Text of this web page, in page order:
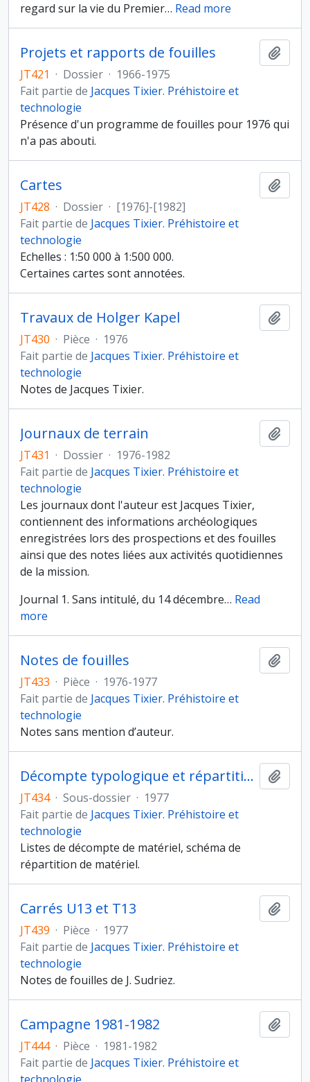
regard sur la vie du Premier… Read more
Projets et rapports de fouilles
JT421 · Dossier · 1966-1975
Fait partie de Jacques Tixier. Préhistoire et
technologie
Présence d'un programme de fouilles pour 1976 qui
n'a pas abouti.
Cartes
JT428 · Dossier · [1976]-[1982]
Fait partie de Jacques Tixier. Préhistoire et
technologie
Echelles : 1:50 000 à 1:500 000.
Certaines cartes sont annotées.
Travaux de Holger Kapel
JT430 · Pièce · 1976
Fait partie de Jacques Tixier. Préhistoire et
technologie
Notes de Jacques Tixier.
Journaux de terrain
JT431 · Dossier · 1976-1982
Fait partie de Jacques Tixier. Préhistoire et
technologie
Les journaux dont l'auteur est Jacques Tixier,
contiennent des informations archéologiques
enregistrées lors des prospections et des fouilles
ainsi que des notes liées aux activités quotidiennes
de la mission.
Journal 1. Sans intitulé, du 14 décembre… Read
more
Notes de fouilles
JT433 · Pièce · 1976-1977
Fait partie de Jacques Tixier. Préhistoire et
technologie
Notes sans mention d’auteur.
Décompte typologique et répartition du matériel (silex, coquilles, faune et poterie)
JT434 · Sous-dossier · 1977
Fait partie de Jacques Tixier. Préhistoire et
technologie
Listes de décompte de matériel, schéma de
répartition de matériel.
Carrés U13 et T13
JT439 · Pièce · 1977
Fait partie de Jacques Tixier. Préhistoire et
technologie
Notes de fouilles de J. Sudriez.
Campagne 1981-1982
JT444 · Pièce · 1981-1982
Fait partie de Jacques Tixier. Préhistoire et